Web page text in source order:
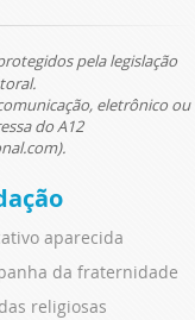
pela legislação
eletrônico ou
do A12
aparecida
da fraternidade
religiosas